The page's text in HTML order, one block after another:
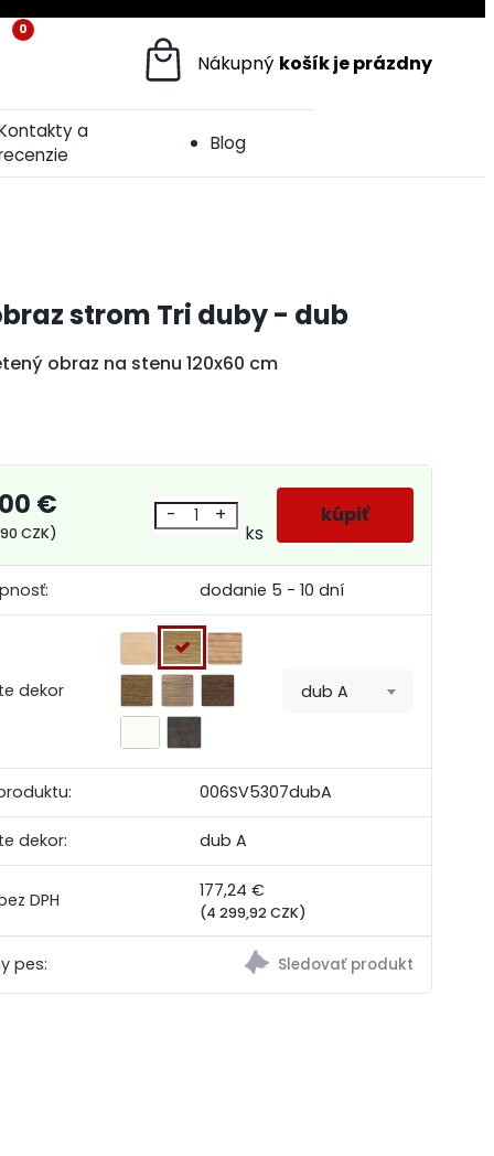
a
Blog
0
strom Tri duby - dub
obraz na stenu 120x60 cm
dodanie 5 - 10 dní
006SV5307dubA
dekor: dub A
dekor dub A
177,24 €
(4 299,92 CZK)
€
CZK)
pes:
- +
ks